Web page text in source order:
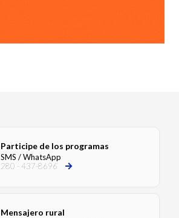
Participe de los programas
SMS / WhatsApp
280 - 437-8696
Mensajero rural